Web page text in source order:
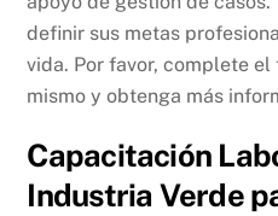
definir sus metas
vida. Por favor, complete
mismo y obtenga más
Capacitación
Industria Verde